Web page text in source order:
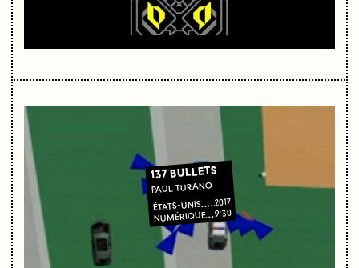
137 BULLETS
PAUL TURANO
ÉTATS-UNIS 2017
NUMÉRIQUE 9'30